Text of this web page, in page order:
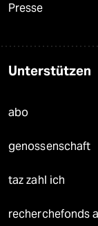
Presse
Unterstützen
abo
genossenschaft
taz zahl ich
recherchefonds